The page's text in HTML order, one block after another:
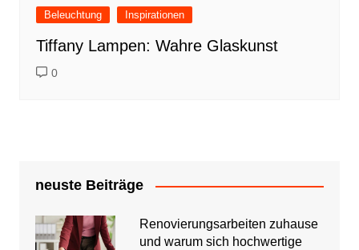
Beleuchtung Inspirationen
Tiffany Lampen: Wahre Glaskunst
0
neuste Beiträge
Renovierungsarbeiten zuhause
und warum sich hochwertige